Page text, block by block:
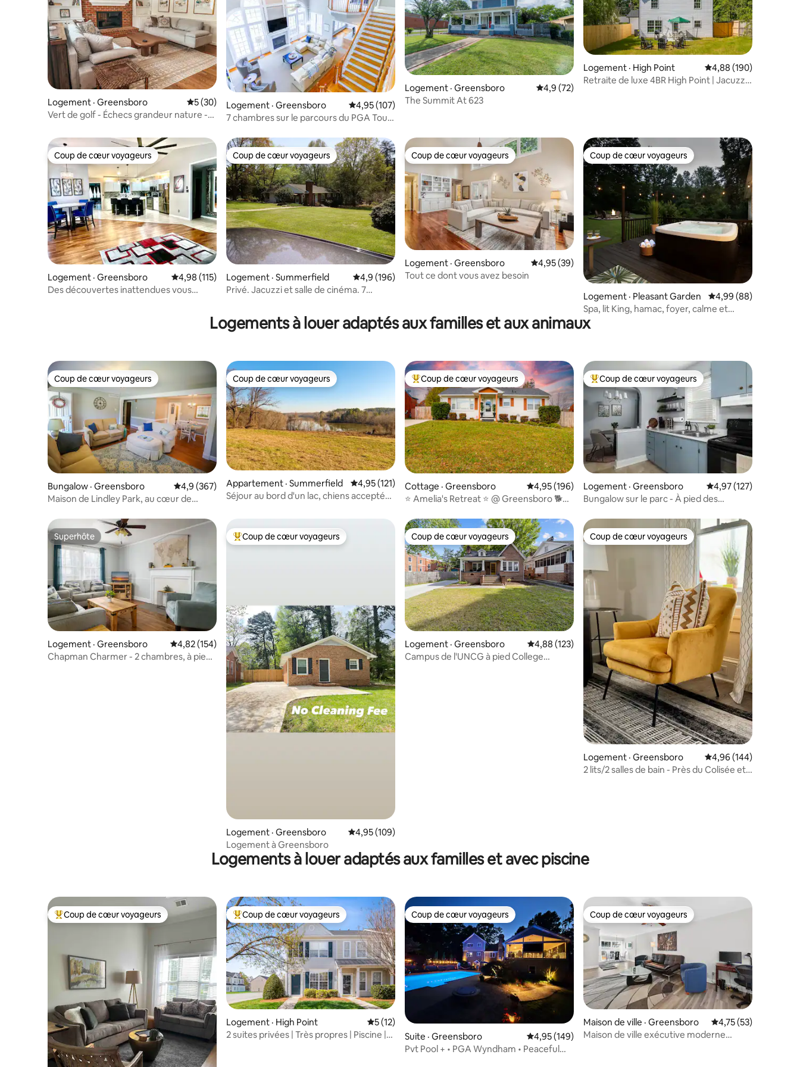
Logement · Greensboro Note moyenne de 5 sur 5, 30 commentaires
5 (30)
Vert de golf - Échecs grandeur nature -
Logement · Greensboro Note moyenne de 4,95 sur 5, 107 commentaires
4,95 (107)
7 chambres sur le parcours du PGA Tour
Logement · Greensboro Note moyenne de 4,9 sur 5, 72 commentaires
4,9 (72)
The Summit At 623
Logement · High Point Note moyenne de
4,88 (190)
Retraite de luxe 4BR High Point | Jacuzzi |
Coup de cœur voyageurs
Coup de cœur voyageurs
Logement · Greensboro Note moyenne de 4,98 sur 5, 115 commentaires
4,98 (115)
Des découvertes inattendues vous
Coup de cœur voyageurs
Coup de cœur voyageurs
Logement · Summerfield Note moyenne de 4,9 sur 5, 196 commentaires
4,9 (196)
Privé. Jacuzzi et salle de cinéma. 7
Coup de cœur voyageurs
Coup de cœur voyageurs
Logement · Greensboro Note moyenne de 4,95 sur 5, 39 commentaires
4,95 (39)
Tout ce dont vous avez besoin
Coup de cœur voyageurs
Coup de cœur voyageurs
Logement · Pleasant Garden Note moyenne de
4,99 (88)
Spa, lit King, hamac, foyer, calme et
paisible
Logements à louer adaptés aux familles et aux animaux
Coup de cœur voyageurs
Coup de cœur voyageurs
Bungalow · Greensboro Note moyenne de 4,9 sur 5, 367 commentaires
4,9 (367)
Maison de Lindley Park, au cœur de
Coup de cœur voyageurs
Coup de cœur voyageurs
Appartement · Summerfield Note moyenne de 4,95 sur 5, 121 commentaires
4,95 (121)
Séjour au bord d'un lac, chiens acceptés,
Coup de cœur voyageurs parmi les plus aimés
Coup de cœur voyageurs
Cottage · Greensboro Note moyenne de 4,95 sur 5, 196 commentaires
4,95 (196)
⭐️ Amelia's Retreat ⭐️ @ Greensboro 🐕📚
Coup de cœur voyageurs parmi les plus aimés
Coup de cœur voyageurs
Logement · Greensboro Note moyenne de
4,97 (127)
Bungalow sur le parc - À pied des
Superhôte
Superhôte
Logement · Greensboro Note moyenne de 4,82 sur 5, 154 commentaires
4,82 (154)
Chapman Charmer - 2 chambres, à pied
Coup de cœur voyageurs parmi les plus aimés
Coup de cœur voyageurs
Logement · Greensboro Note moyenne de 4,95 sur 5, 109 commentaires
4,95 (109)
Logement à Greensboro
Coup de cœur voyageurs
Coup de cœur voyageurs
Logement · Greensboro Note moyenne de 4,88 sur 5, 123 commentaires
4,88 (123)
Campus de l'UNCG à pied College
Coup de cœur voyageurs
Coup de cœur voyageurs
Logement · Greensboro Note moyenne de
4,96 (144)
2 lits/2 salles de bain - Près du Colisée et
Logements à louer adaptés aux familles et avec piscine
Coup de cœur voyageurs parmi les plus aimés
Coup de cœur voyageurs Coup de cœur voyageurs parmi les plus aimés
Coup de cœur voyageurs
Logement · High Point Note moyenne de 5 sur 5, 12 commentaires
5 (12)
2 suites privées | Très propres | Piscine |
Coup de cœur voyageurs
Coup de cœur voyageurs
Suite · Greensboro Note moyenne de 4,95 sur 5, 149 commentaires
4,95 (149)
Pvt Pool + • PGA Wyndham • Peaceful
Coup de cœur voyageurs
Coup de cœur voyageurs
Maison de ville · Greensboro Note moyenne de
4,75 (53)
Maison de ville exécutive moderne